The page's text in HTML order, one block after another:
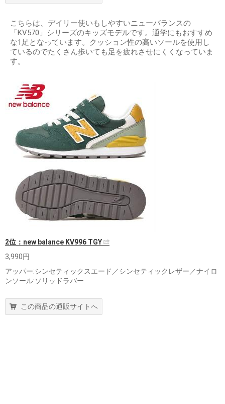
こちらは、デイリー使いもしやすいニューバランスの
「KV570」シリーズのキッズモデルです。通学にもおすすめ
な1足となっています。クッション性の高いソールを使用し
ているのでたくさん歩いても足を疲れさせにくくなっていま
す。
2位：new balance KV996 TGY
3,990円
アッパー:シンセティックスエード／シンセティックレザー／ナイロ
ンソール:ソリッドラバー
この商品の通販サイトへ